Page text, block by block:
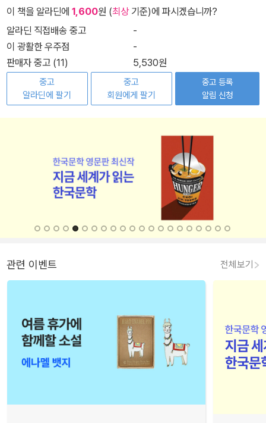
이 책을 알라딘에 1,600원 (최상기준)에 파시겠습니까?
알라딘 직접배송 중고
-
이 광활한 우주점
-
판매자 중고 (11)
5,530원
중고
알라딘에 팔기
중고
회원에게 팔기
중고 등록
알림 신청
관련 이벤트 전체보기